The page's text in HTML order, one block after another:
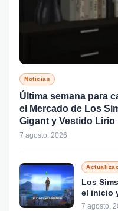
Noticias
Última semana para
el Mercado de Los
Gigant y Vestido Lirio
7 agosto, 2026
Los
el inicio
7 agosto,